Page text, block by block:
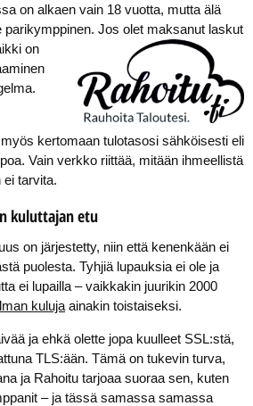
on alkaen vain 18 vuotta, mutta älä
parikymppinen. Jos olet maksanut laskut
on
kertomaan tulotasosi sähköisesti eli
Vain verkko riittää, mitään ihmeellistä
ei tarvita.
kuluttajan etu
on järjestetty, niin että kenenkään ei
puolesta. Tyhjiä lupauksia ei ole ja
ei lupailla – vaikkakin juurikin 2000
kuluja ainakin toistaiseksi.
ja ehkä olette jopa kuulleet SSL:stä,
TLS:ään. Tämä on tukevin turva,
ja Rahoitu tarjoaa suoraa sen, kuten
– ja tässä samassa samassa